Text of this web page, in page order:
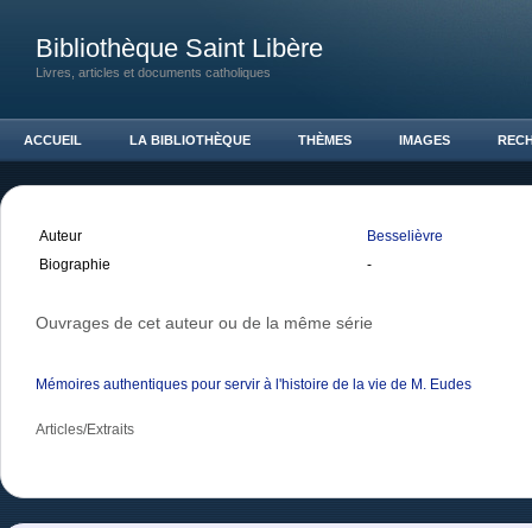
Bibliothèque Saint Libère
Livres, articles et documents catholiques
ACCUEIL LA BIBLIOTHÈQUE THÈMES IMAGES
Auteur
Besselièvre
Biographie
-
Ouvrages de cet auteur ou de la même série
Mémoires authentiques pour servir à l'histoire de la vie de M. Eudes
Articles/Extraits